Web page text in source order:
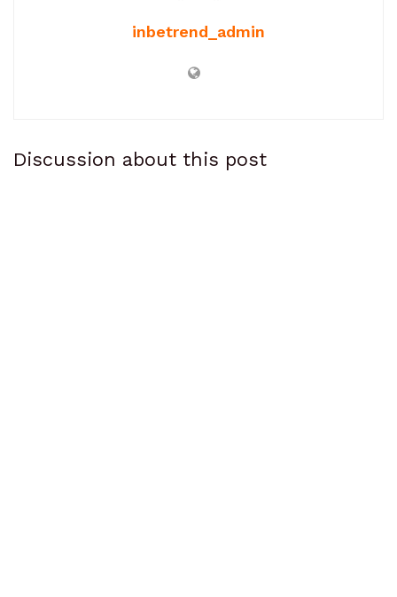
inbetrend_admin
Discussion about this post